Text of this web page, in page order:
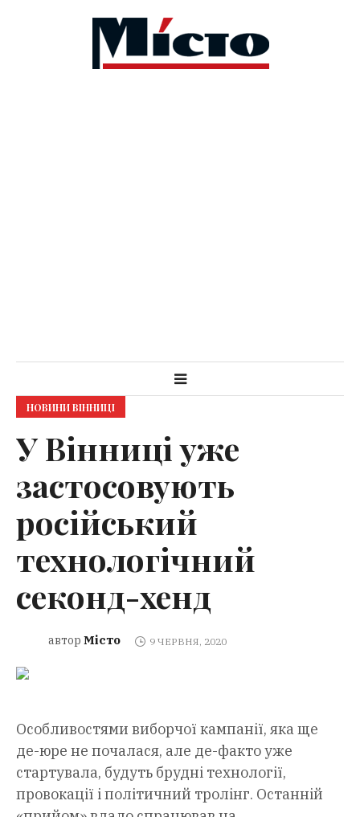
НОВИНИ ВІННИЦІ
У Вінниці уже
застосовують
російський
технологічний
секонд-хенд
автор Місто 9 ЧЕРВНЯ, 2020
Особливостями виборчої кампанії, яка ще
де-юре не почалася, але де-факто уже
стартувала, будуть брудні технології,
провокації і політичний тролінг. Останній